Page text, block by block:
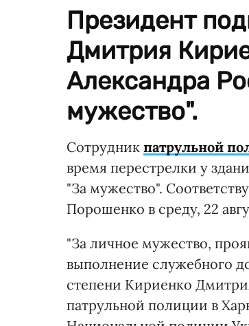
Президент
Дмитрия
Александра
мужество".
Сотрудник патрульной
время перестрелки у
"За мужество".
Порошенко в среду, 22
"За личное мужество,
выполнение служебного
степени Кириенко
патрульной полиции в